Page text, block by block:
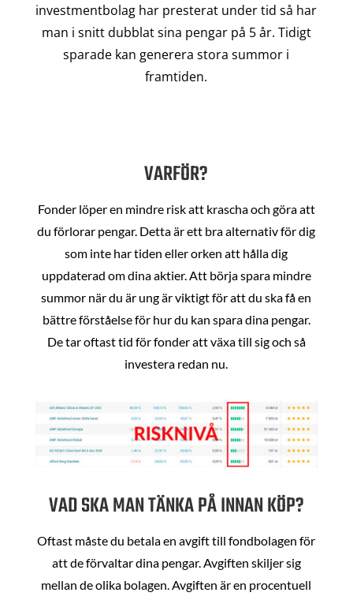
investmentbolag har presterat under tid så har
man i snitt dubblat sina pengar på 5 år. Tidigt
sparade kan generera stora summor i
framtiden.
VARFÖR?
Fonder löper en mindre risk att krascha och göra att
du förlorar pengar. Detta är ett bra alternativ för dig
som inte har tiden eller orken att hålla dig
uppdaterad om dina aktier. Att börja spara mindre
summor när du är ung är viktigt för att du ska få en
bättre förståelse för hur du kan spara dina pengar.
De tar oftast tid för fonder att växa till sig och så
investera redan nu.
VAD SKA MAN TÄNKA PÅ INNAN KÖP?
Oftast måste du betala en avgift till fondbolagen för
att de förvaltar dina pengar. Avgiften skiljer sig
mellan de olika bolagen. Avgiften är en procentuell